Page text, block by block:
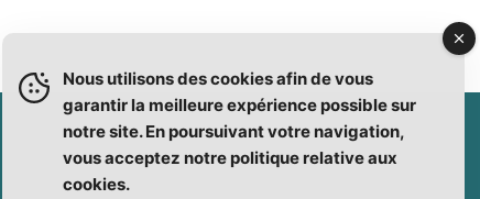
Nous utilisons des cookies afin de vous
garantir la meilleure expérience possible sur
notre site. En poursuivant votre navigation,
vous acceptez notre politique relative aux
cookies.